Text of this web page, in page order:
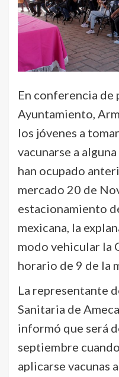
En conferencia de
Ayuntamiento,
los jóvenes a
vacunarse a
han ocupado
mercado 20 de
estacionamiento
mexicana, la
modo vehicular la
horario de 9 de la
La representante
Sanitaria de
informó que será
septiembre
aplicarse vacunas